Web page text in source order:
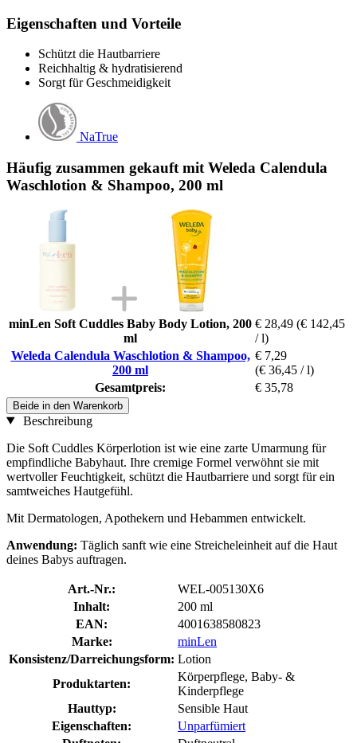
Eigenschaften und Vorteile
Schützt die Hautbarriere
Reichhaltig & hydratisierend
Sorgt für Geschmeidigkeit
NaTrue
Häufig zusammen gekauft mit Weleda Calendula
Waschlotion & Shampoo, 200 ml
minLen Soft Cuddles Baby Body Lotion, 200
ml
€ 28,49 (€ 142,45
/ l)
Weleda Calendula Waschlotion & Shampoo,
200 ml
€ 7,29
(€ 36,45 / l)
Gesamtpreis:
€ 35,78
Beide in den Warenkorb
Beschreibung
Die Soft Cuddles Körperlotion ist wie eine zarte Umarmung für
empfindliche Babyhaut. Ihre cremige Formel verwöhnt sie mit
wertvoller Feuchtigkeit, schützt die Hautbarriere und sorgt für ein
samtweiches Hautgefühl.
Mit Dermatologen, Apothekern und Hebammen entwickelt.
Anwendung: Täglich sanft wie eine Streicheleinheit auf die Haut
deines Babys auftragen.
Art.-Nr.:
WEL-005130X6
Inhalt:
200 ml
EAN:
4001638580823
Marke:
minLen
Konsistenz/Darreichungsform: Lotion
Produktarten:
Körperpflege, Baby- &
Kinderpflege
Hauttyp:
Sensible Haut
Eigenschaften:
Unparfümiert